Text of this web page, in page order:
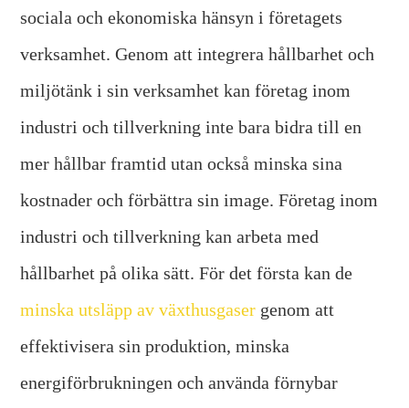
sociala och ekonomiska hänsyn i företagets
verksamhet. Genom att integrera hållbarhet och
miljötänk i sin verksamhet kan företag inom
industri och tillverkning inte bara bidra till en
mer hållbar framtid utan också minska sina
kostnader och förbättra sin image. Företag inom
industri och tillverkning kan arbeta med
hållbarhet på olika sätt. För det första kan de
minska utsläpp av växthusgaser genom att
effektivisera sin produktion, minska
energiförbrukningen och använda förnybar